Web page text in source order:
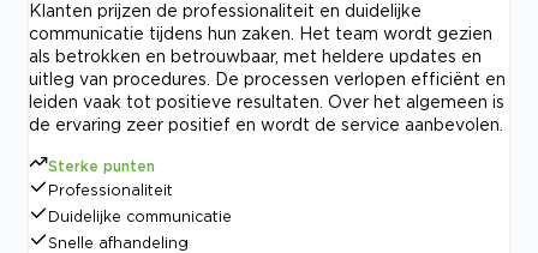
Klanten prijzen de professionaliteit en duidelijke
communicatie tijdens hun zaken. Het team wordt gezien
als betrokken en betrouwbaar, met heldere updates en
uitleg van procedures. De processen verlopen efficiënt en
leiden vaak tot positieve resultaten. Over het algemeen is
de ervaring zeer positief en wordt de service aanbevolen.
Sterke punten
Professionaliteit
Duidelijke communicatie
Snelle afhandeling